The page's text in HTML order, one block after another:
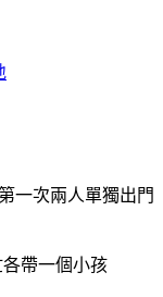
一次兩人單獨出門
帶一個小孩